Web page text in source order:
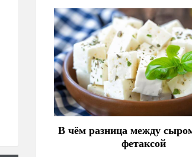
В чём разница между
фетаксой